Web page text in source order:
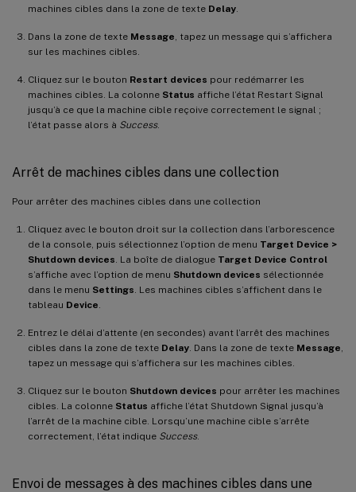
machines cibles dans la zone de texte Delay
Dans la zone de texte Message , tapez un message qui s’affichera
sur les machines cibles.
Cliquez sur le bouton Restart devices pour redémarrer les
machines cibles. La colonne Status affiche l’état Restart Signal
jusqu’à ce que la machine cible reçoive correctement le signal ;
l’état passe alors à Success.
Arrêt de machines cibles dans une collection
Pour arrêter des machines cibles dans une collection
Cliquez avec le bouton droit sur la collection dans l’arborescence
de la console, puis sélectionnez l’option de menu Target Device >
Shutdown devices . La boîte de dialogue Target Device Control
s’affiche avec l’option de menu Shutdown devices sélectionnée
dans le menu Settings . Les machines cibles s’affichent dans le
tableau Device
Entrez le délai d’attente (en secondes) avant l’arrêt des machines
cibles dans la zone de texte Delay . Dans la zone de texte Message
tapez un message qui s’affichera sur les machines cibles.
Cliquez sur le bouton Shutdown devices pour arrêter les machines
cibles. La colonne Status affiche l’état Shutdown Signal jusqu’à
l’arrêt de la machine cible. Lorsqu’une machine cible s’arrête
correctement, l’état indique Success.
Envoi de messages à des machines cibles dans une